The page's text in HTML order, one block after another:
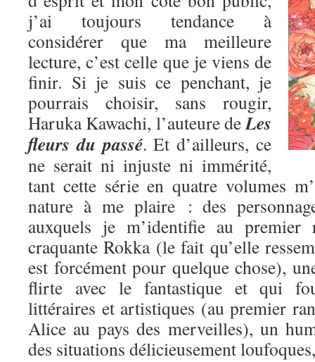
j’ai toujours tendance à
considérer que ma meilleure
lecture, c’est celle que je viens de
finir. Si je suis ce penchant, je
pourrais choisir, sans rougir,
Haruka Kawachi, l’auteure deLes
fleurs du passé. Et d’ailleurs, ce
ne serait ni injuste ni immérité,
tant cette série en quatre volumes
nature à me plaire : des
auxquels je m’identifie au premier
craquante Rokka (le fait qu’elle
est forcément pour quelque chose),
flirte avec le fantastique et qui
littéraires et artistiques (au premier
Alice au pays des merveilles), un
des situations délicieusement